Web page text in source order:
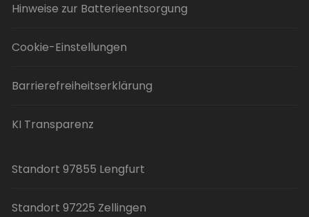
Hinweise zur Batterieentsorgung
Cookie-Einstellungen
Barrierefreiheitserklärung
KI Transparenz
Standort 97855 Lengfurt
Standort 97225 Zellingen